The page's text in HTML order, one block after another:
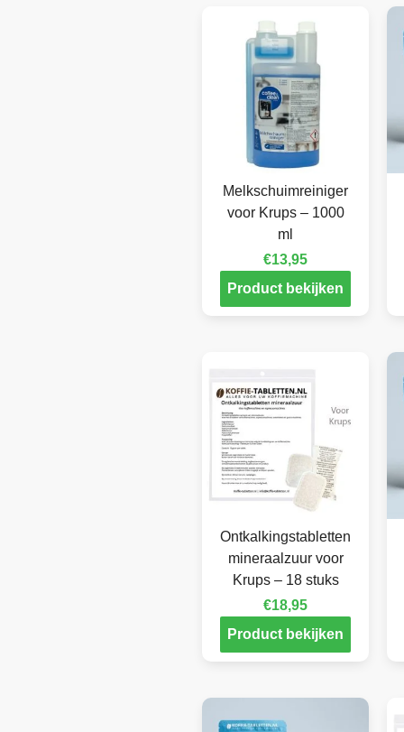
Melkschuimreiniger
voor Krups – 1000
ml
€13,95
Product bekijken
Ontkalkingstabletten
mineraalzuur voor
Krups – 18 stuks
€18,95
Product bekijken